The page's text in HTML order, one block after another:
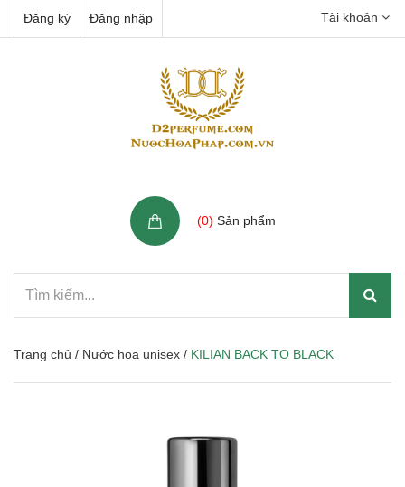
Đăng ký Đăng nhập Tài khoản
(0) Sản phẩm
Trang chủ / Nước hoa unisex / KILIAN BACK TO BLACK